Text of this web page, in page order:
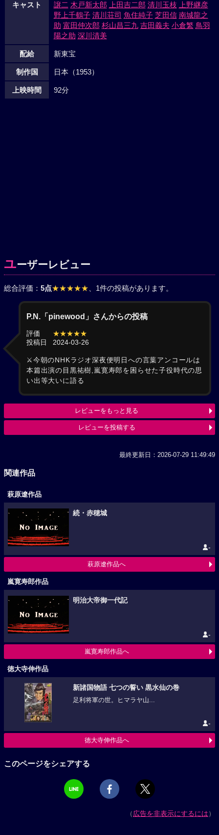
キャスト
譲二 木戸新太郎 上田吉二郎 清川玉枝
上野継彦
野上千鶴子 清川荘司 魚住純子 芝田信 南城龍之
助 富田仲次郎 杉山昌三九 吉田義夫 小倉繁 鳥羽
陽之助 深川清美
配給 新東宝
制作国 日本（1953）
上映時間 92分
ユーザーレビュー
総合評価： 5点★★★★★ 、1件の投稿があります。
P.N.「pinewood」さんからの投稿
評価
★★★★★
投稿日
2024-03-26
⚔今朝のNHKラジオ深夜便明日への言葉アンコールは
本篇出演の目黒祐樹,嵐寛寿郎を困らせた子役時代の思
い出等大いに語る
レビューをもっと見る
レビューを投稿する
最終更新日：2026-07-29 11:49:49
関連作品
萩原遼作品
続・赤穂城
-
萩原遼作品へ
嵐寛寿郎作品
明治大帝御一代記
-
嵐寛寿郎作品へ
徳大寺伸作品
新諸国物語 七つの誓い 黒水仙の巻
足利将軍の世。ヒマラヤ山...
-
徳大寺伸作品へ
このページをシェアする
（広告を非表示にするには）